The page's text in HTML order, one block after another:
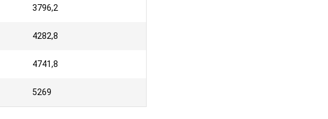
3796,2
4282,8
4741,8
5269